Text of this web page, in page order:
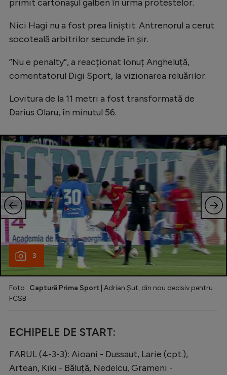
primit cartonașul galben în urma protestelor.
Nici Hagi nu a fost prea liniștit. Antrenorul a cerut
socoteală arbitrilor secunde în șir.
”Nu e penalty”, a reacționat Ionuț Angheluță,
comentatorul Digi Sport, la vizionarea reluărilor.
Lovitura de la 11 metri a fost transformată de
Darius Olaru, în minutul 56.
3
Foto : Captură Prima Sport | Adrian Șut, din nou decisiv pentru
FCSB
ECHIPELE DE START:
FARUL (4-3-3): Aioani - Dussaut, Larie (cpt.),
Artean, Kiki - Băluță, Nedelcu, Grameni -